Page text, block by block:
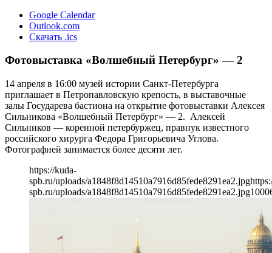
Google Calendar
Outlook.com
Скачать .ics
Фотовыставка «Волшебный Петербург» — 2
14 апреля в 16:00 музей истории Санкт-Петербурга
приглашает в Петропавловскую крепость, в выставочные
залы Государева бастиона на открытие фотовыставки Алексея
Сильникова «Волшебный Петербург» — 2. Алексей
Сильников — коренной петербуржец, правнук известного
российского хирурга Федора Григорьевича Углова.
Фотографией занимается более десяти лет.
https://kuda-
spb.ru/uploads/a1848f8d14510a7916d85fede8291ea2.jpg
spb.ru/uploads/a1848f8d14510a7916d85fede8291ea2.jpg1000